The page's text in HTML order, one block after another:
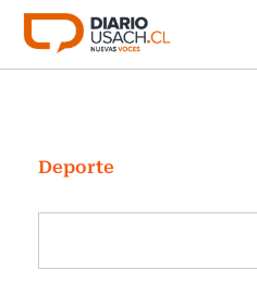
Click acá para ir
Investigación
Cultura
Programas Radio y TV
Deporte